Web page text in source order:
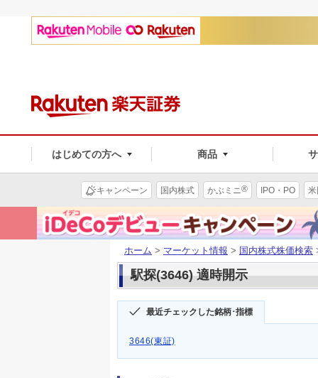
はじめての方へ 商品
キャンペーン 国内株式 かぶミニ® IPO・PO
ホーム > マーケット情報 > 国内株式株価検索
駅探(3646) 適時開示
最近チェックした銘柄･指標
3646(東証)